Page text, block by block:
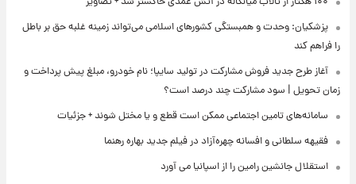
پزشکیان: وحدت و همبستگی کشورهای اسلامی می‌تواند زمینه غلبه حق بر باطل
را فراهم کند
آغاز طرح جدید فروش مشارکت در تولید سایپا؛ نام خودرو، مبلغ پیش پرداخت و
زمان تحویل | سود مشارکت چند درصد است؟
سامانه‌های تامین اجتماعی ممکن است قطع و یا مختل شوند + جزئیات
فقیهه سلطانی و افسانه چهره‌آزاد در فیلم جدید بهاره رهنما
استقلال جانشین رامین را از اسپانیا می آورد